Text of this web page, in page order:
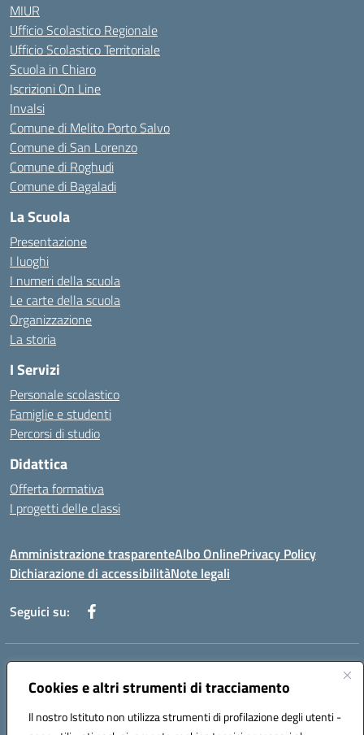
Cookies e altri strumenti di tracciamento
Il nostro Istituto non utilizza strumenti di profilazione degli utenti -
MIUR
Ufficio Scolastico Regionale
Ufficio Scolastico Territoriale
Scuola in Chiaro
Iscrizioni On Line
Invalsi
Comune di Melito Porto Salvo
Comune di San Lorenzo
Comune di Roghudi
Comune di Bagaladi
La Scuola
Presentazione
I luoghi
I numeri della scuola
Le carte della scuola
Organizzazione
La storia
I Servizi
Personale scolastico
Famiglie e studenti
Percorsi di studio
Didattica
Offerta formativa
I progetti delle classi
Amministrazione trasparenteAlbo OnlinePrivacy Policy
Dichiarazione di accessibilitàNote legali
Seguici su:
Indirizzo:
Centralino:+39 0965 78 12 60 Email:rcic841003@istruzione.it